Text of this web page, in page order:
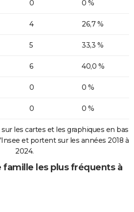
0 0 %
4 26,7 %
5 33,3 %
6 40,0 %
0 0 %
0 0 %
les cartes et les graphiques en bas
et portent sur les années 2018 à
2024.
famille les plus fréquents à